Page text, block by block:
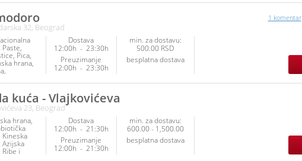
Pica
hrana
32, Beograd
Paste
Pica
hrana
Dostava
12:00h - 23:30h
Preuzimanje
12:00h - 23:30h
min. za dostavu:
500.00 RSD
besplatna dostava
1 komentar
kuća - Vlajkovićeva
23, Beograd
hrana
Kineska
Azijska
Ribe i
Dostava
12:00h - 21:30h
Preuzimanje
12:00h - 21:30h
min. za dostavu:
600.00 - 1,500.00
besplatna dostava